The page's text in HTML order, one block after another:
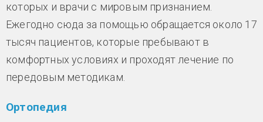
которых и врачи с мировым признанием.
Ежегодно сюда за помощью обращается около 17
тысяч пациентов, которые пребывают в
комфортных условиях и проходят лечение по
передовым методикам.
Ортопедия